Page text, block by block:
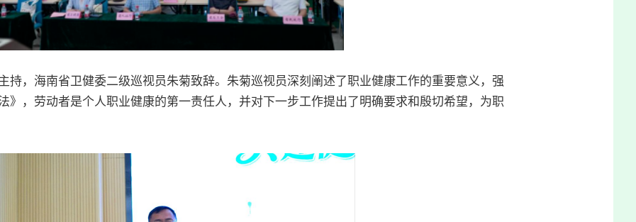
持，海南省卫健委二级巡视员朱菊致辞。朱菊巡视员深刻阐述了职业健康工作的重要意义，强
》，劳动者是个人职业健康的第一责任人，并对下一步工作提出了明确要求和殷切希望，为职